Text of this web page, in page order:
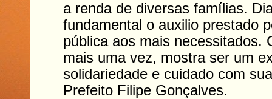
a renda de diversas famílias.
fundamental o auxilio prestado
pública aos mais necessitados.
mais uma vez, mostra ser um
solidariedade e cuidado com
Prefeito Filipe Gonçalves.